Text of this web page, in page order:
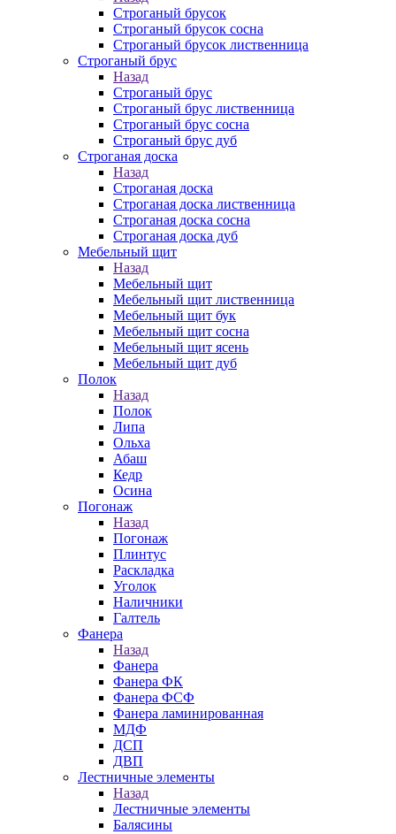
Строганый брусок
Строганый брусок сосна
Строганый брусок лиственница
Строганый брус
Назад
Строганый брус
Строганый брус лиственница
Строганый брус сосна
Строганый брус дуб
Строганая доска
Назад
Строганая доска
Строганая доска лиственница
Строганая доска сосна
Строганая доска дуб
Мебельный щит
Назад
Мебельный щит
Мебельный щит лиственница
Мебельный щит бук
Мебельный щит сосна
Мебельный щит ясень
Мебельный щит дуб
Полок
Назад
Полок
Липа
Ольха
Абаш
Кедр
Осина
Погонаж
Назад
Погонаж
Плинтус
Раскладка
Уголок
Наличники
Галтель
Фанера
Назад
Фанера
Фанера ФК
Фанера ФСФ
Фанера ламинированная
МДФ
ДСП
ДВП
Лестничные элементы
Назад
Лестничные элементы
Балясины